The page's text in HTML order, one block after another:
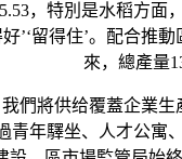
特別是水稻方面
’‘留得住’。配合
來，總產量
將供给覆蓋企業生
青年驛坐、人才公